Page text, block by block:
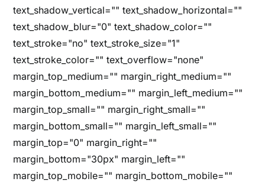
text_shadow_vertical="" text_shadow_horizontal=""
text_shadow_blur="0" text_shadow_color=""
text_stroke="no" text_stroke_size="1"
text_stroke_color="" text_overflow="none"
margin_top_medium="" margin_right_medium=""
margin_bottom_medium="" margin_left_medium=""
margin_top_small="" margin_right_small=""
margin_bottom_small="" margin_left_small=""
margin_top="0" margin_right=""
margin_bottom="30px" margin_left=""
margin_top_mobile="" margin_bottom_mobile=""